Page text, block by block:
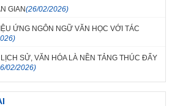
GIAN(26/02/2026)
ỨNG NGÔN NGỮ VĂN HỌC VỚI TÁC
SỬ, VĂN HÓA LÀ NỀN TẢNG THÚC ĐẨY
02/2026)